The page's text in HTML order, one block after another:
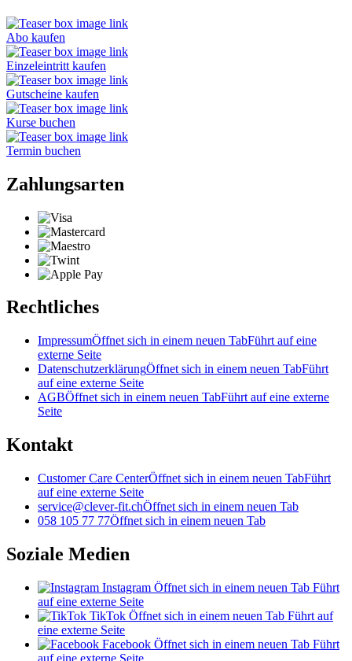
Abo kaufen
Einzeleintritt kaufen
Gutscheine kaufen
Kurse buchen
Termin buchen
Zahlungsarten
Rechtliches
ImpressumÖffnet sich in einem neuen TabFührt auf eine
externe Seite
DatenschutzerklärungÖffnet sich in einem neuen TabFührt
auf eine externe Seite
AGBÖffnet sich in einem neuen TabFührt auf eine externe
Seite
Kontakt
Customer Care CenterÖffnet sich in einem neuen TabFührt
auf eine externe Seite
service@clever-fit.chÖffnet sich in einem neuen Tab
058 105 77 77Öffnet sich in einem neuen Tab
Soziale Medien
Instagram Öffnet sich in einem neuen Tab Führt
auf eine externe Seite
TikTok Öffnet sich in einem neuen Tab Führt auf
eine externe Seite
Facebook Öffnet sich in einem neuen Tab Führt
auf eine externe Seite